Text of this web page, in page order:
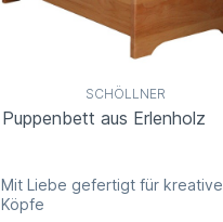
SCHÖLLNER
Puppenbett aus Erlenholz
Mit Liebe gefertigt für kreative
Köpfe